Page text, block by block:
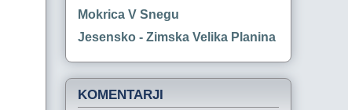
Mokrica V Snegu
Jesensko - Zimska Velika Planina
KOMENTARJI